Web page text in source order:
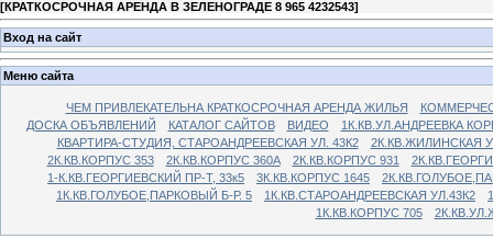
[КРАТКОСРОЧНАЯ АРЕНДА В ЗЕЛЕНОГРАДЕ 8 965 4232543]
Вход на сайт
Меню сайта
ЧЕМ ПРИВЛЕКАТЕЛЬНА КРАТКОСРОЧНАЯ АРЕНДА ЖИЛЬЯ
ДОСКА ОБЪЯВЛЕНИЙ
КАТАЛОГ САЙТОВ ВИДЕО
1К.КВ.УЛ.АНДРЕЕВКА
КВАРТИРА-СТУДИЯ, СТАРОАНДРЕЕВСКАЯ УЛ. 43К2
2К.КВ.ЖИЛИНСКАЯ
2К.КВ.КОРПУС 353
2К.КВ.КОРПУС 360А 2К.КВ.КОРПУС 931
1-К.КВ.ГЕОРГИЕВСКИЙ ПР-Т, 33к5
3К.КВ.КОРПУС 1645
1К.КВ.ГОЛУБОЕ,ПАРКОВЫЙ Б-Р. 5
1К.КВ.СТАРОАНДРЕЕВСКАЯ УЛ.43К2
1К.КВ.КОРПУС 705